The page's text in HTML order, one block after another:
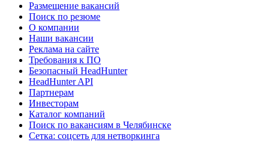
Размещение вакансий
Поиск по резюме
О компании
Наши вакансии
Реклама на сайте
Требования к ПО
Безопасный HeadHunter
HeadHunter API
Партнерам
Инвесторам
Каталог компаний
Поиск по вакансиям в Челябинске
Сетка: соцсеть для нетворкинга